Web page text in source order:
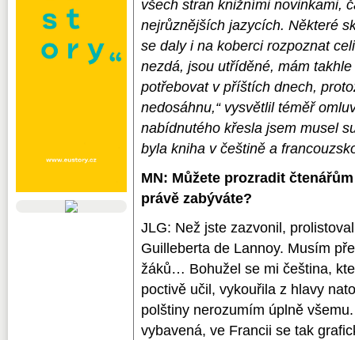
všech stran knižními novinkami,
nejrůznějších jazycích. Některé
se daly i na koberci rozpoznat
nezdá, jsou utříděné, mám
potřebovat v příštích dnech,
nedosáhnu,“ vysvětlil téměř
nabídnutého křesla jsem musel
byla kniha v češtině a
MN: Můžete prozradit
právě zabýváte?
JLG: Než jste zazvonil,
Guilleberta de Lannoy. Musím
žáků… Bohužel se mi čeština,
poctivě učil, vykouřila z hlavy
polštiny nerozumím úplně
vybavená, ve Francii se tak